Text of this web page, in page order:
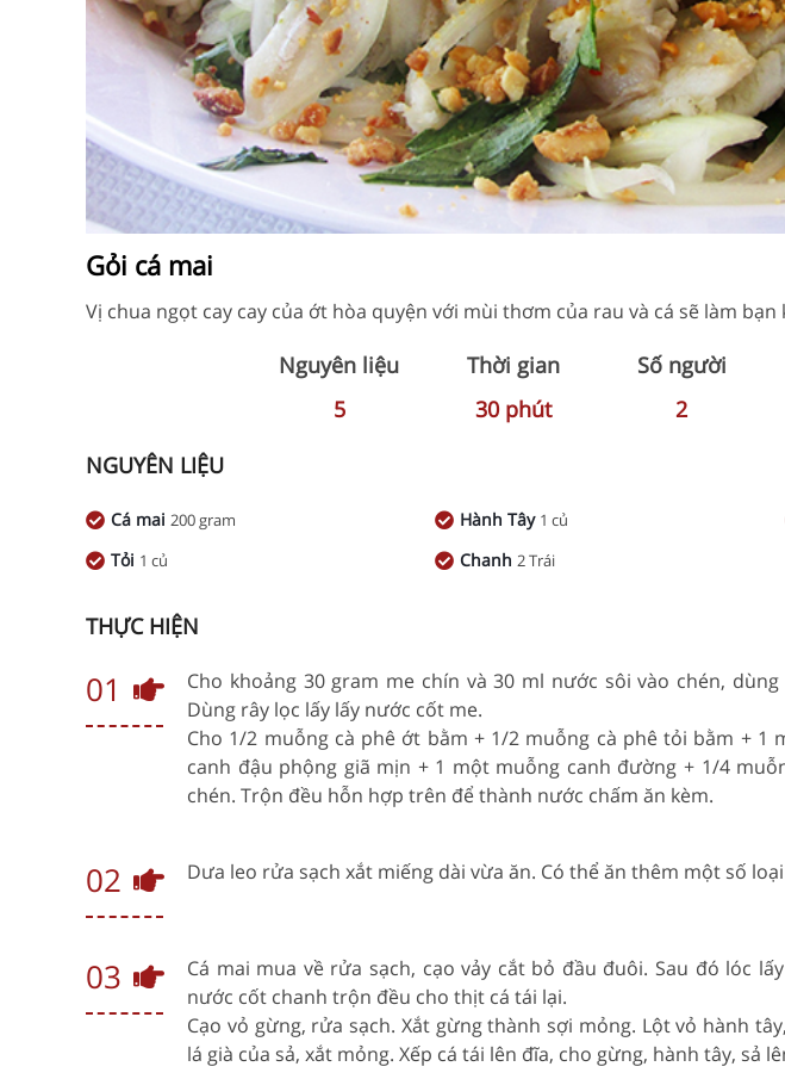
Gỏi cá mai
Vị chua ngọt cay cay của ớt hòa quyện với mùi thơm của rau và cá sẽ làm
Nguyên liệu
5
Thời gian
30 phút
Số người
2
NGUYÊN LIỆU
Cá mai 200 gram Hành Tây 1 củ
Tỏi 1 củ Chanh2 Trái
THỰC HIỆN
01
Cho khoảng 30 gram me chín và 30 ml nước sôi vào chén,
Dùng rây lọc lấy lấy nước cốt me.
Cho 1/2 muỗng cà phê ớt bằm + 1/2 muỗng cà phê tỏi bằm + 1
canh đậu phộng giã mịn + 1 một muỗng canh đường + 1/4
chén. Trộn đều hỗn hợp trên để thành nước chấm ăn kèm.
02 Dưa leo rửa sạch xắt miếng dài vừa ăn. Có thể ăn thêm một số
03
Cá mai mua về rửa sạch, cạo vảy cắt bỏ đầu đuôi. Sau đó lóc
nước cốt chanh trộn đều cho thịt cá tái lại.
Cạo vỏ gừng, rửa sạch. Xắt gừng thành sợi mỏng. Lột vỏ hành
lá già của sả, xắt mỏng. Xếp cá tái lên đĩa, cho gừng, hành tây, sả